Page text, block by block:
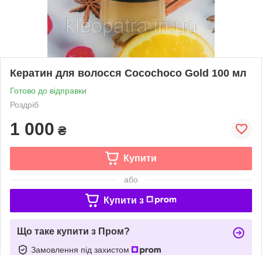
Кератин для волосся Cocochoco Gold 100 мл
Готово до відправки
Роздріб
1 000 ₴
Купити
або
Купити з
Що таке купити з Пром?
Замовлення під захистом